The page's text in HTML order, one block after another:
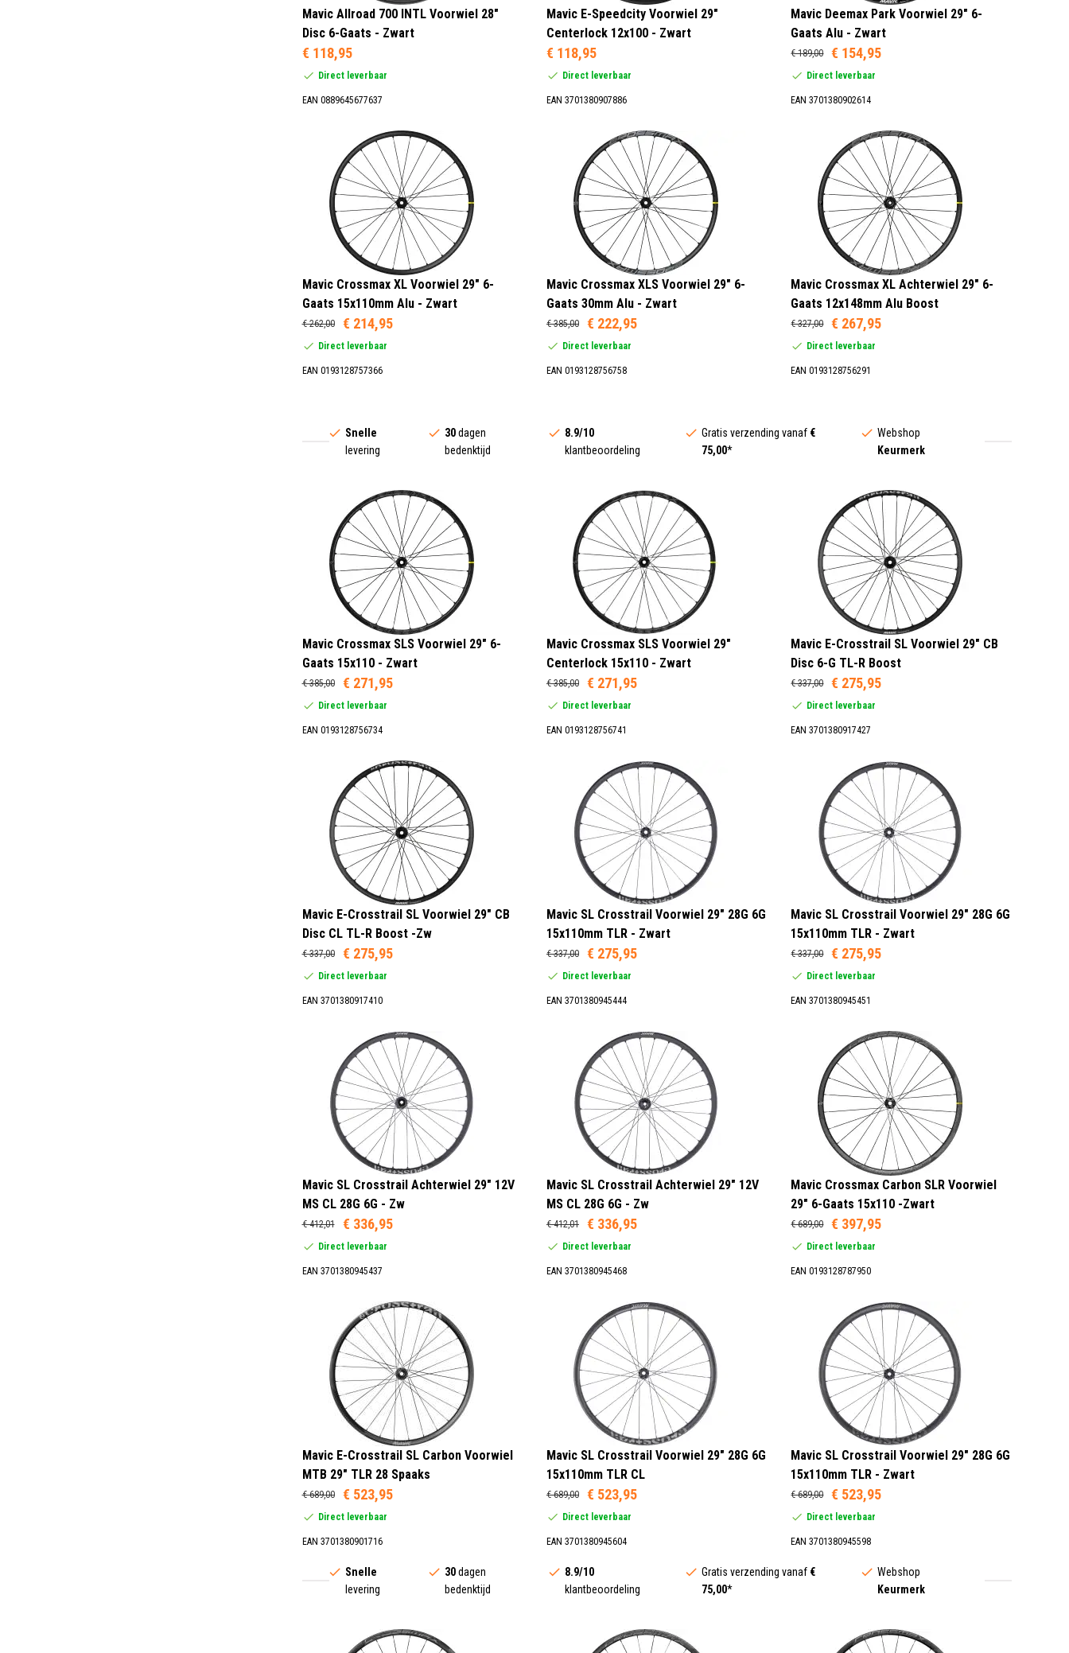
Mavic Allroad 700 INTL Voorwiel 28"
Disc 6-Gaats - Zwart
€ 118,95
Direct leverbaar
EAN 0889645677637
Mavic E-Speedcity Voorwiel 29"
Centerlock 12x100 - Zwart
€ 118,95
Direct leverbaar
EAN 3701380907886
Mavic Deemax Park Voorwiel 29" 6-
Gaats Alu - Zwart
€ 189,00 € 154,95
Direct leverbaar
EAN 3701380902614
Mavic Crossmax XL Voorwiel 29" 6-
Gaats 15x110mm Alu - Zwart
€ 262,00 € 214,95
Direct leverbaar
EAN 0193128757366
Mavic Crossmax XLS Voorwiel 29" 6-
Gaats 30mm Alu - Zwart
€ 385,00 € 222,95
Direct leverbaar
EAN 0193128756758
Mavic Crossmax XL Achterwiel 29" 6-
Gaats 12x148mm Alu Boost
€ 327,00 € 267,95
Direct leverbaar
EAN 0193128756291
Snelle
levering
30dagen
bedenktijd
8.9/10
klantbeoordeling
Gratis verzending vanaf €
75,00*
Webshop
Keurmerk
Mavic Crossmax SLS Voorwiel 29" 6-
Gaats 15x110 - Zwart
€ 385,00 € 271,95
Direct leverbaar
EAN 0193128756734
Mavic Crossmax SLS Voorwiel 29"
Centerlock 15x110 - Zwart
€ 385,00 € 271,95
Direct leverbaar
EAN 0193128756741
Mavic E-Crosstrail SL Voorwiel 29" CB
Disc 6-G TL-R Boost
€ 337,00 € 275,95
Direct leverbaar
EAN 3701380917427
Mavic E-Crosstrail SL Voorwiel 29" CB
Disc CL TL-R Boost -Zw
€ 337,00 € 275,95
Direct leverbaar
EAN 3701380917410
Mavic SL Crosstrail Voorwiel 29" 28G 6G
15x110mm TLR - Zwart
€ 337,00 € 275,95
Direct leverbaar
EAN 3701380945444
Mavic SL Crosstrail Voorwiel 29" 28G 6G
15x110mm TLR - Zwart
€ 337,00 € 275,95
Direct leverbaar
EAN 3701380945451
Mavic SL Crosstrail Achterwiel 29" 12V
MS CL 28G 6G - Zw
€ 412,01 € 336,95
Direct leverbaar
EAN 3701380945437
Mavic SL Crosstrail Achterwiel 29" 12V
MS CL 28G 6G - Zw
€ 412,01 € 336,95
Direct leverbaar
EAN 3701380945468
Mavic Crossmax Carbon SLR Voorwiel
29" 6-Gaats 15x110 -Zwart
€ 689,00 € 397,95
Direct leverbaar
EAN 0193128787950
Mavic E-Crosstrail SL Carbon Voorwiel
MTB 29" TLR 28 Spaaks
€ 689,00 € 523,95
Direct leverbaar
EAN 3701380901716
Mavic SL Crosstrail Voorwiel 29" 28G 6G
15x110mm TLR CL
€ 689,00 € 523,95
Direct leverbaar
EAN 3701380945604
Mavic SL Crosstrail Voorwiel 29" 28G 6G
15x110mm TLR - Zwart
€ 689,00 € 523,95
Direct leverbaar
EAN 3701380945598
Snelle
levering
30dagen
bedenktijd
8.9/10
klantbeoordeling
Gratis verzending vanaf €
75,00*
Webshop
Keurmerk